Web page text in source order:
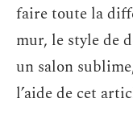
faire toute la
mur, le style de
un salon
l’aide de cet